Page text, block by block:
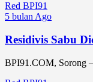
Red BPI91
5 bulan Ago
Residivis Sabu
BPI91.COM, Sorong